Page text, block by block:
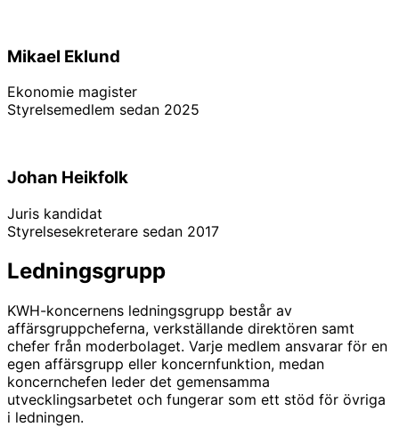
Mikael Eklund
Ekonomie magister
Styrelsemedlem sedan 2025
Johan Heikfolk
Juris kandidat
Styrelsesekreterare sedan 2017
Ledningsgrupp
KWH-koncernens ledningsgrupp består av
affärsgruppcheferna, verkställande direktören samt
chefer från moderbolaget. Varje medlem ansvarar för en
egen affärsgrupp eller koncernfunktion, medan
koncernchefen leder det gemensamma
utvecklingsarbetet och fungerar som ett stöd för övriga
i ledningen.